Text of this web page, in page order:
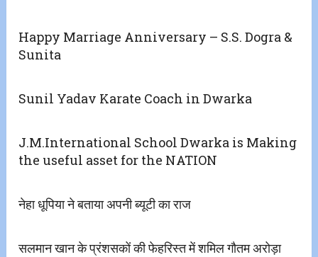
Happy Marriage Anniversary – S.S. Dogra &
Sunita
Sunil Yadav Karate Coach in Dwarka
J.M.International School Dwarka is Making
the useful asset for the NATION
नेहा धूपिया ने बताया अपनी ब्यूटी का राज
सलमान खान के प्रंशसकों की फेहरिस्त में शमिल गौतम अरोड़ा